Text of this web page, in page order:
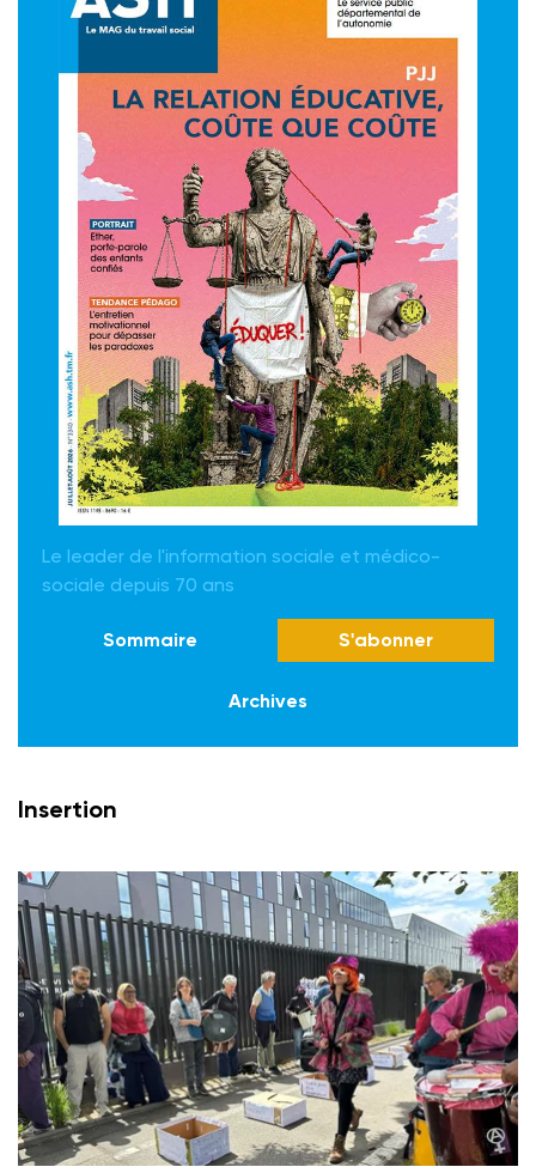
Le leader de l'information sociale et médico-
sociale depuis 70 ans
Sommaire S'abonner
Archives
Insertion